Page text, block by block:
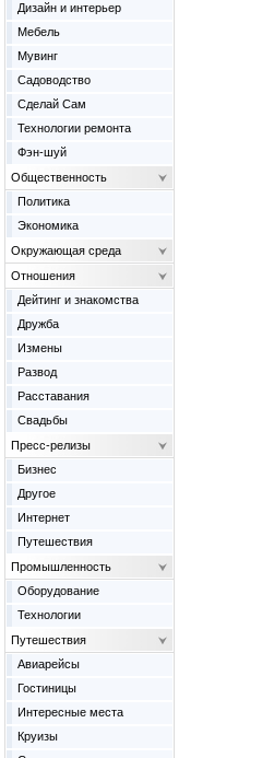
Дизайн и интерьер
Мебель
Мувинг
Садоводство
Сделай Сам
Технологии ремонта
Фэн-шуй
Общественность
Политика
Экономика
Окружающая среда
Отношения
Дейтинг и знакомства
Дружба
Измены
Развод
Расставания
Свадьбы
Пресс-релизы
Бизнес
Другое
Интернет
Путешествия
Промышленность
Оборудование
Технологии
Путешествия
Авиарейсы
Гостиницы
Интересные места
Круизы